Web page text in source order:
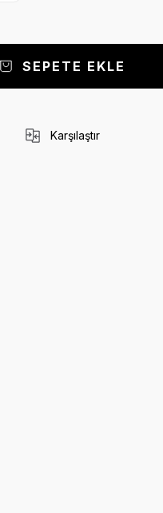
SEPETE EKLE
Karşılaştır